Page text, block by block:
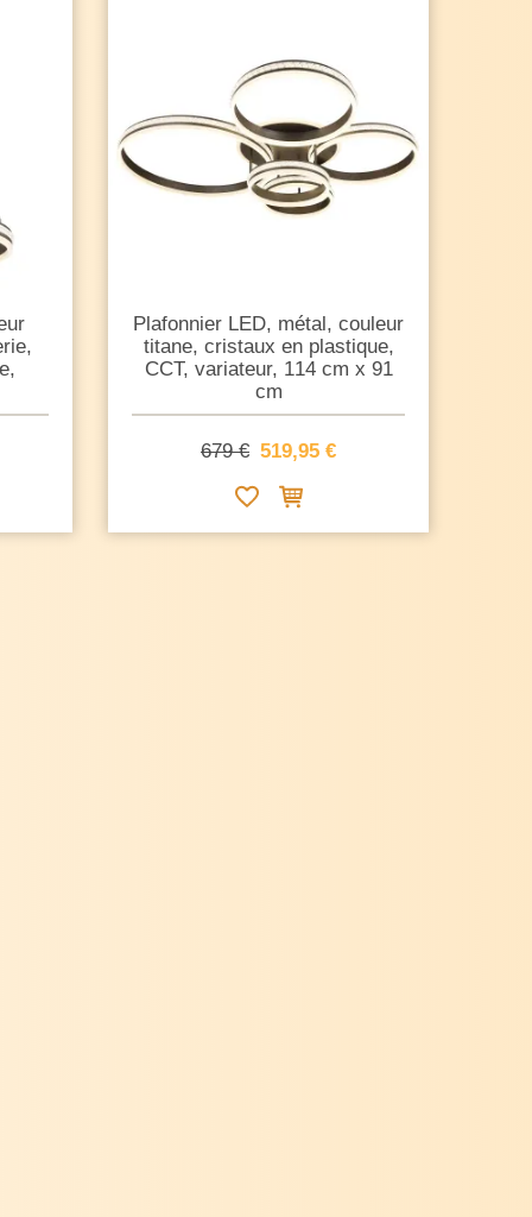
Plafonnier LED, métal, couleur
titane, cristaux en plastique,
CCT, variateur, 114 cm x 91
cm
679 € 519,95 €